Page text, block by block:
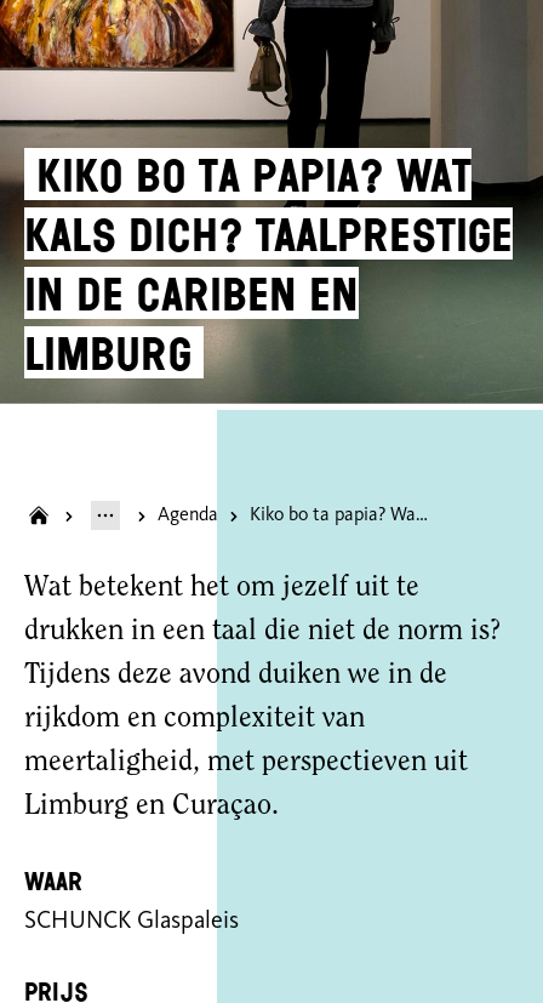
Kiko bo ta papia? Wat
kals dich? Taalprestige
in de Cariben en
Limburg
Agenda Kiko bo ta papia? Wat kals dich? Taalprestige in de Cariben en Limburg
Wat betekent het om jezelf uit te
drukken in een taal die niet de norm is?
Tijdens deze avond duiken we in de
rijkdom en complexiteit van
meertaligheid, met perspectieven uit
Limburg en Curaçao.
Waar
SCHUNCK Glaspaleis
Prijs